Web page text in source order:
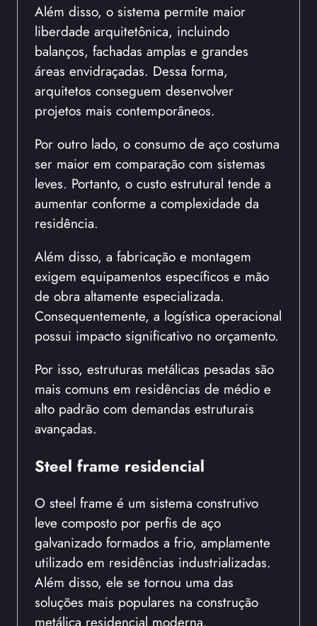
Além disso, o sistema permite maior
liberdade arquitetônica, incluindo
balanços, fachadas amplas e grandes
áreas envidraçadas. Dessa forma,
arquitetos conseguem desenvolver
projetos mais contemporâneos.
Por outro lado, o consumo de aço costuma
ser maior em comparação com sistemas
leves. Portanto, o custo estrutural tende a
aumentar conforme a complexidade da
residência.
Além disso, a fabricação e montagem
exigem equipamentos específicos e mão
de obra altamente especializada.
Consequentemente, a logística operacional
possui impacto significativo no orçamento.
Por isso, estruturas metálicas pesadas são
mais comuns em residências de médio e
alto padrão com demandas estruturais
avançadas.
Steel frame residencial
O steel frame é um sistema construtivo
leve composto por perfis de aço
galvanizado formados a frio, amplamente
utilizado em residências industrializadas.
Além disso, ele se tornou uma das
soluções mais populares na construção
metálica residencial moderna.